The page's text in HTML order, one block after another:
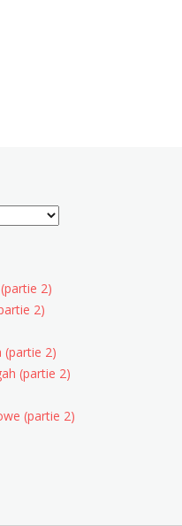
2)
2)
(partie 2)
(partie 2)
(partie 2)